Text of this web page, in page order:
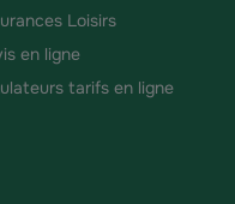
Loisirs
en ligne
tarifs en ligne